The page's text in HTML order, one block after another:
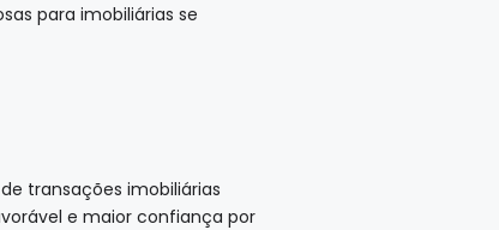
para imobiliárias se
transações imobiliárias
e maior confiança por